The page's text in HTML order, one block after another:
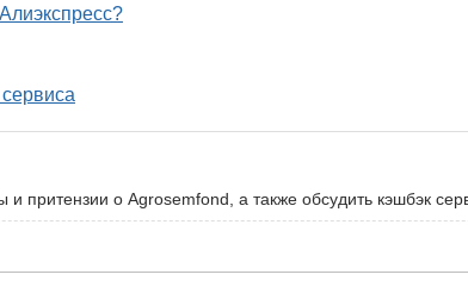
и притензии о Agrosemfond, а также обсудить кэшбэк